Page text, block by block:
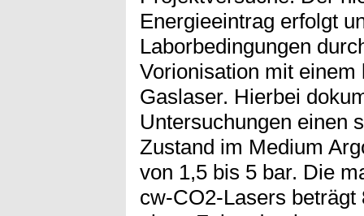
Energieeintrag erfolgt
Laborbedingungen
Vorionisation mit
Gaslaser. Hierbei
Untersuchungen einen
Zustand im Medium
von 1,5 bis 5 bar. Die
cw-CO2-Lasers beträgt